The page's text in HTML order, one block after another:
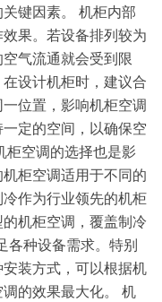
键因素。 机柜内部
果。若设备排列较为
气流通就会受到限
设计机柜时，建议合
位置，影响机柜空调
定的空间，以确保空
柜空调的选择也是影
柜空调适用于不同的
作为行业领先的机柜
机柜空调，覆盖制冷
种设备需求。特别
装方式，可以根据机
的效果最大化。 机